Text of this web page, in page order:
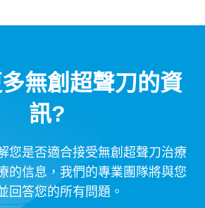
無創超聲刀的資
訊?
您是否適合接受無創超聲刀治療
的信息，我們的專業團隊將與您
回答您的所有問題。